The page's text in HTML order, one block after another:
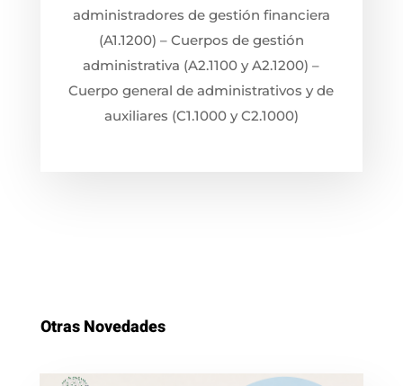
administradores de gestión financiera
(A1.1200) – Cuerpos de gestión
administrativa (A2.1100 y A2.1200) –
Cuerpo general de administrativos y de
auxiliares (C1.1000 y C2.1000)
Otras Novedades